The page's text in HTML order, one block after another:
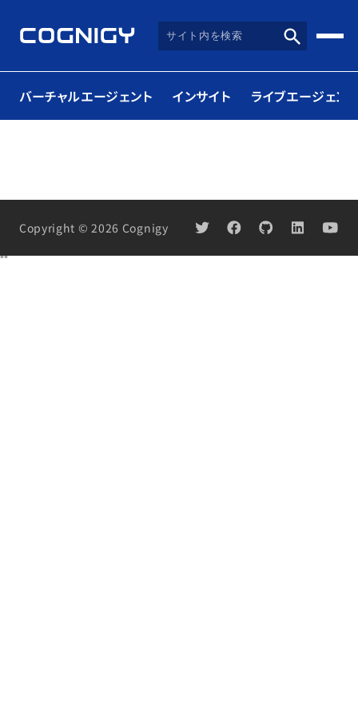
バーチャルエージェント インサイト ライブエージェント
Copyright © 2026 Cognigy
""